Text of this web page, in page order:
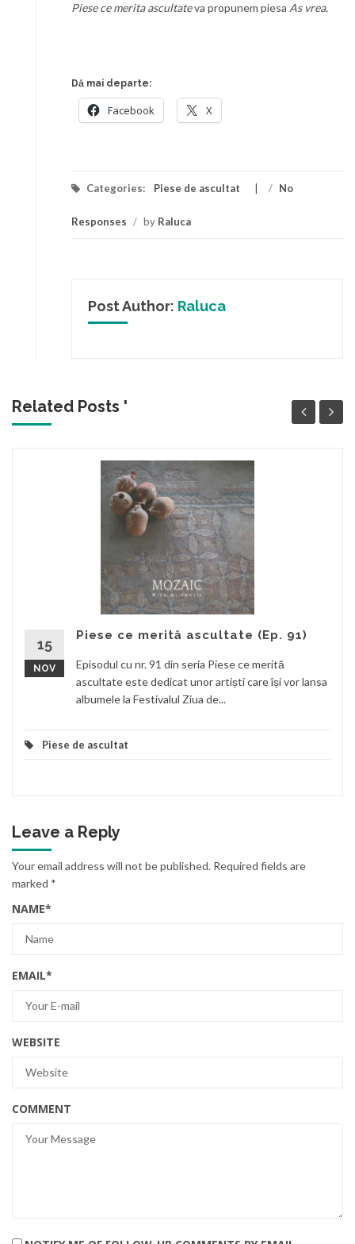
Piese ce merita ascultateva propunem piesa As vrea.
Dă mai departe:
Facebook X
Categories: Piese de ascultat / No
Responses / by Raluca
Post Author: Raluca
Related Posts '
15
NOV
Piese ce merită ascultate (Ep. 91)
Episodul cu nr. 91 din seria Piese ce merită
ascultate este dedicat unor artiști care își vor lansa
albumele la Festivalul Ziua de...
Piese de ascultat
Leave a Reply
Your email address will not be published. Required fields are
marked *
NAME*
EMAIL*
WEBSITE
COMMENT